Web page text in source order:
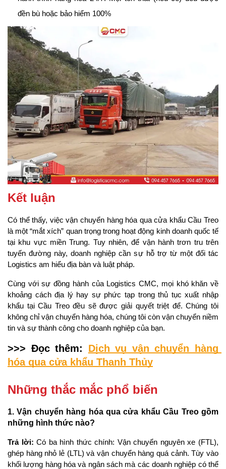
đền bù hoặc bảo hiểm 100%
Kết luận
Có thể thấy, việc vận chuyển hàng hóa qua cửa khẩu Cầu Treo
là một “mắt xích” quan trọng trong hoạt động kinh doanh quốc tế
tại khu vực miền Trung. Tuy nhiên, để vận hành trơn tru trên
tuyến đường này, doanh nghiệp cần sự hỗ trợ từ một đối tác
Logistics am hiểu địa bàn và luật pháp.
Cùng với sự đồng hành của Logistics CMC, mọi khó khăn về
khoảng cách địa lý hay sự phức tạp trong thủ tục xuất nhập
khẩu tại Cầu Treo đều sẽ được giải quyết triệt để. Chúng tôi
không chỉ vận chuyển hàng hóa, chúng tôi còn vận chuyển niềm
tin và sự thành công cho doanh nghiệp của bạn.
>>> Đọc thêm: Dịch vụ vận chuyển hàng
hóa qua cửa khẩu Thanh Thủy
Những thắc mắc phổ biến
1. Vận chuyển hàng hóa qua cửa khẩu Cầu Treo gồm
những hình thức nào?
Trả lời: Có ba hình thức chính: Vận chuyển nguyên xe (FTL),
ghép hàng nhỏ lẻ (LTL) và vận chuyển hàng quá cảnh. Tùy vào
khối lượng hàng hóa và ngân sách mà các doanh nghiệp có thể